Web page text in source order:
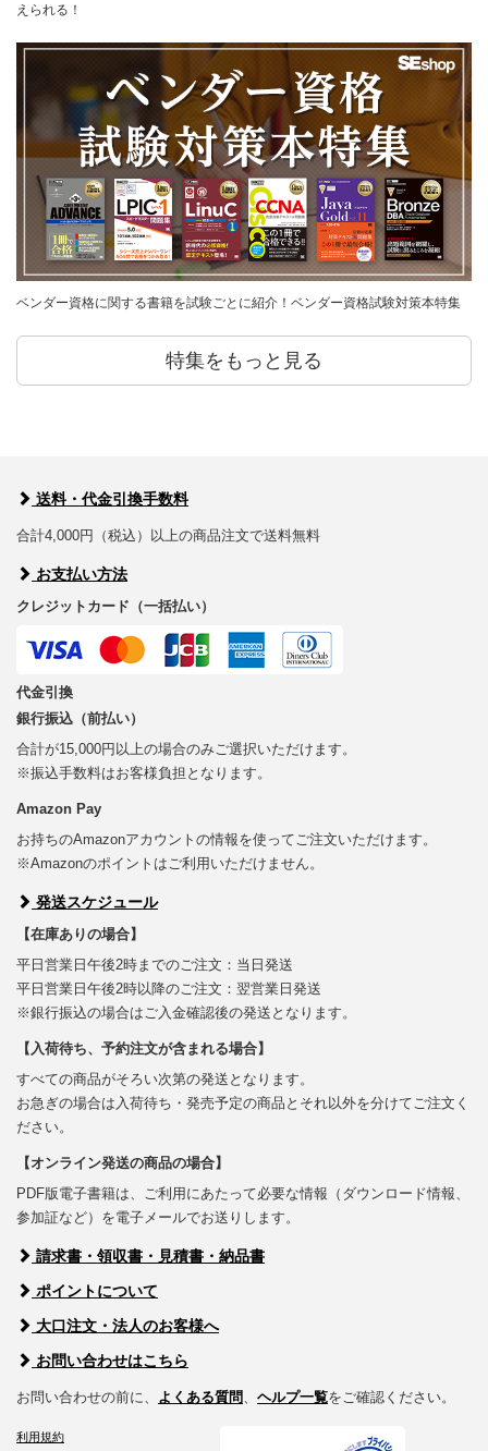
えられる！
ベンダー資格に関する書籍を試験ごとに紹介！ベンダー資格試験対策本特集
特集をもっと見る
送料・代金引換手数料
合計4,000円（税込）以上の商品注文で送料無料
お支払い方法
クレジットカード（一括払い）
代金引換
銀行振込（前払い）
合計が15,000円以上の場合のみご選択いただけます。
※振込手数料はお客様負担となります。
Amazon Pay
お持ちのAmazonアカウントの情報を使ってご注文いただけます。
※Amazonのポイントはご利用いただけません。
発送スケジュール
【在庫ありの場合】
平日営業日午後2時までのご注文：当日発送
平日営業日午後2時以降のご注文：翌営業日発送
※銀行振込の場合はご入金確認後の発送となります。
【入荷待ち、予約注文が含まれる場合】
すべての商品がそろい次第の発送となります。
お急ぎの場合は入荷待ち・発売予定の商品とそれ以外を分けてご注文く
ださい。
【オンライン発送の商品の場合】
PDF版電子書籍は、ご利用にあたって必要な情報（ダウンロード情報、
参加証など）を電子メールでお送りします。
請求書・領収書・見積書・納品書
ポイントについて
大口注文・法人のお客様へ
お問い合わせはこちら
お問い合わせの前に、 よくある質問、 ヘルプ一覧をご確認ください。
利用規約